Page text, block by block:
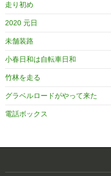
走り初め
2020 元日
未舗装路
小春日和は自転車日和
竹林を走る
グラベルロードがやって来た
電話ボックス